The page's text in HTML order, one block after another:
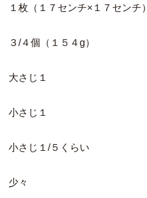
７センチ×１７センチ）
１５４g）
１
１
１/５くらい